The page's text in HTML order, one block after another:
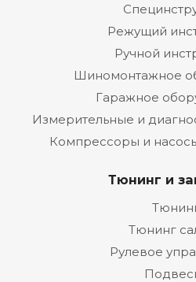
Режущий
Ручной
Шиномонтажное
Гаражное
Измерительные и
Компрессоры и
Тюнинг и
Тюнинг
Рулевое